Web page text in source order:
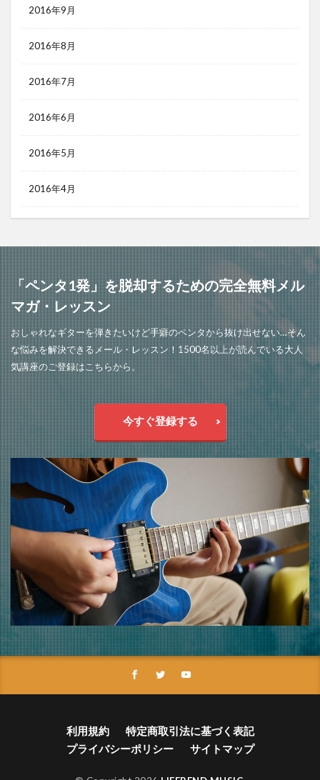
2016年9月
2016年8月
2016年7月
2016年6月
2016年5月
2016年4月
「ペンタ1発」を脱却するための完全無料メル
マガ・レッスン
おしゃれなギターを弾きたいけど手癖のペンタから抜け出せない…そん
な悩みを解決できるメール・レッスン！1500名以上が読んでいる大人
気講座のご登録はこちらから。
今すぐ登録する
利用規約
特定商取引法に基づく表記
プライバシーポリシー
サイトマップ